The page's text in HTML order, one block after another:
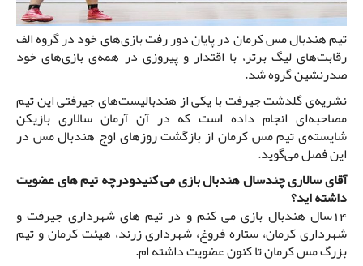
تیم هندبال مس کرمان در پایان دور رفت بازی‌های خود در گروه الف
رقابت‌های لیگ برتر، با اقتدار و پیروزی در همه‌ی بازی‌های خود
صدرنشین گروه شد.
نشریه‌ی گلدشت جیرفت با یکی از هندبالیست‌های جیرفتی این تیم
مصاحبه‌ای انجام داده است که در آن آرمان سالاری بازیکن
شایسته‌ی تیم مس کرمان از بازگشت روزهای اوج هندبال مس در
این فصل می‌گوید.
آقای سالاری چندسال هندبال بازی می کنیدودرچه تیم های عضویت
داشته اید؟
14سال هندبال بازی می کنم و در تیم های شهرداری جیرفت و
شهرداری کرمان، ستاره فروغ، شهرداری زرند، هیئت کرمان و تیم
بزرگ مس کرمان تا کنون عضویت داشته ام.